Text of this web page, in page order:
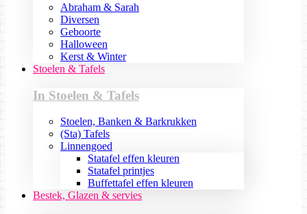
Abraham & Sarah
Diversen
Geboorte
Halloween
Kerst & Winter
Stoelen & Tafels
In Stoelen & Tafels
Stoelen, Banken & Barkrukken
(Sta) Tafels
Linnengoed
Statafel effen kleuren
Statafel printjes
Buffettafel effen kleuren
Bestek, Glazen & servies